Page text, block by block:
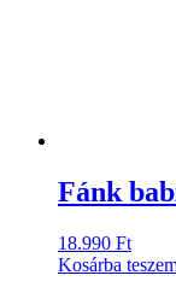
Fánk
18.990 Ft
Kosárba